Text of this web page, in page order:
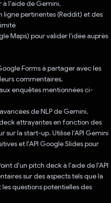
à l'aide de Gemini.
ligne pertinentes (Reddit) et des
Maps) pour valider l'idée auprès
Forms à partager avec les
commentaires.
enquêtes mentionnées ci-
de NLP de Gemini.
attrayantes en fonction des
la start-up. Utilise l'API Gemini
et l'API Google Slides pour
d'un pitch deck à l'aide de l'API
sur des aspects tels que la
questions potentielles des